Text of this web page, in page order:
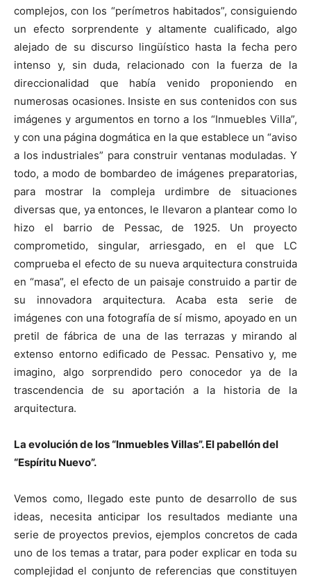
complejos, con los “perímetros habitados”, consiguiendo
un efecto sorprendente y altamente cualificado, algo
alejado de su discurso lingüístico hasta la fecha pero
intenso y, sin duda, relacionado con la fuerza de la
direccionalidad que había venido proponiendo en
numerosas ocasiones. Insiste en sus contenidos con sus
imágenes y argumentos en torno a los “Inmuebles Villa”,
y con una página dogmática en la que establece un “aviso
a los industriales” para construir ventanas moduladas. Y
todo, a modo de bombardeo de imágenes preparatorias,
para mostrar la compleja urdimbre de situaciones
diversas que, ya entonces, le llevaron a plantear como lo
hizo el barrio de Pessac, de 1925. Un proyecto
comprometido, singular, arriesgado, en el que LC
comprueba el efecto de su nueva arquitectura construida
en “masa”, el efecto de un paisaje construido a partir de
su innovadora arquitectura. Acaba esta serie de
imágenes con una fotografía de sí mismo, apoyado en un
pretil de fábrica de una de las terrazas y mirando al
extenso entorno edificado de Pessac. Pensativo y, me
imagino, algo sorprendido pero conocedor ya de la
trascendencia de su aportación a la historia de la
arquitectura.
La evolución de los “Inmuebles Villas”. El pabellón del
“Espíritu Nuevo”.
Vemos como, llegado este punto de desarrollo de sus
ideas, necesita anticipar los resultados mediante una
serie de proyectos previos, ejemplos concretos de cada
uno de los temas a tratar, para poder explicar en toda su
complejidad el conjunto de referencias que constituyen